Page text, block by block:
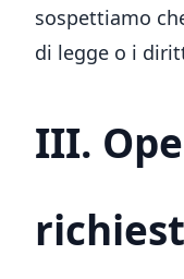
sospettiamo
di legge o i
III.